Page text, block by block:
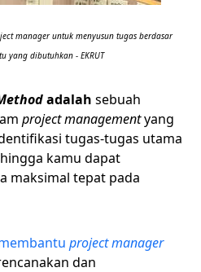
manager untuk menyusun tugas berdasar
yang dibutuhkan - EKRUT
adalah sebuah
project managementyang
tugas-tugas utama
kamu dapat
maksimal tepat pada
project manager
dan